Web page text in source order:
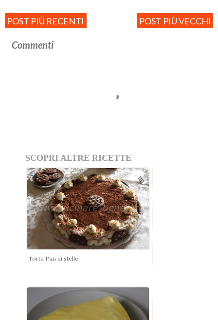
POST PIÙ RECENTI POST PIÙ VECCHI
Commenti
SCOPRI ALTRE RICETTE
Torta Pan di stelle